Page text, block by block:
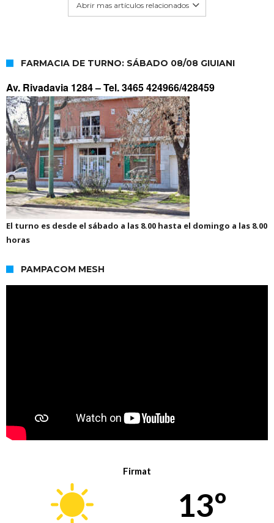
Abrir mas artículos relacionados
FARMACIA DE TURNO: SÁBADO 08/08 GIUIANI
Av. Rivadavia 1284 –Tel. 3465 424966/428459
El turno es desde el sábado a las 8.00 hasta el domingo a las 8.00
horas
PAMPACOM MESH
Firmat
13º